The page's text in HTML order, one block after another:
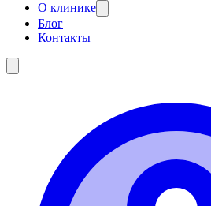
О клинике
Блог
Контакты